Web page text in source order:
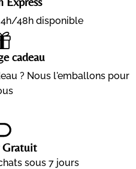
48h disponible
cadeau
? Nous l'emballons pour
Gratuit
sous 7 jours